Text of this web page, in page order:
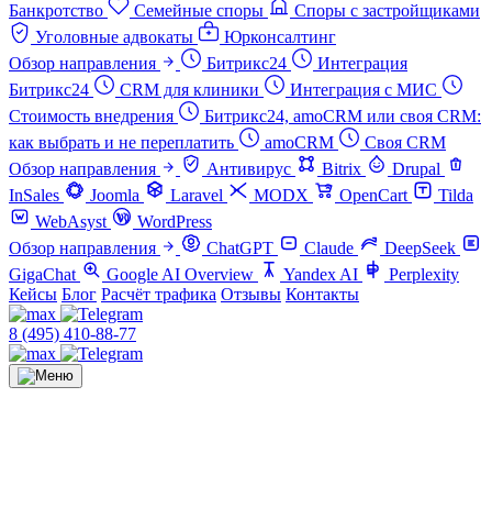
Банкротство
Семейные споры
Споры с застройщиками
Уголовные адвокаты
Юрконсалтинг
Обзор направления
Битрикс24
Интеграция
Битрикс24
CRM для клиники
Интеграция с МИС
Стоимость внедрения
Битрикс24, amoCRM или своя CRM:
как выбрать и не переплатить
amoCRM
Своя CRM
Обзор направления
Антивирус Bitrix
Drupal
InSales
Joomla Laravel MODX OpenCart
Tilda
WebAsyst
WordPress
Обзор направления
ChatGPT Claude
DeepSeek
GigaChat
Google AI Overview Yandex AI
Perplexity
Кейсы Блог Расчёт трафика Отзывы Контакты
8 (495) 410-88-77